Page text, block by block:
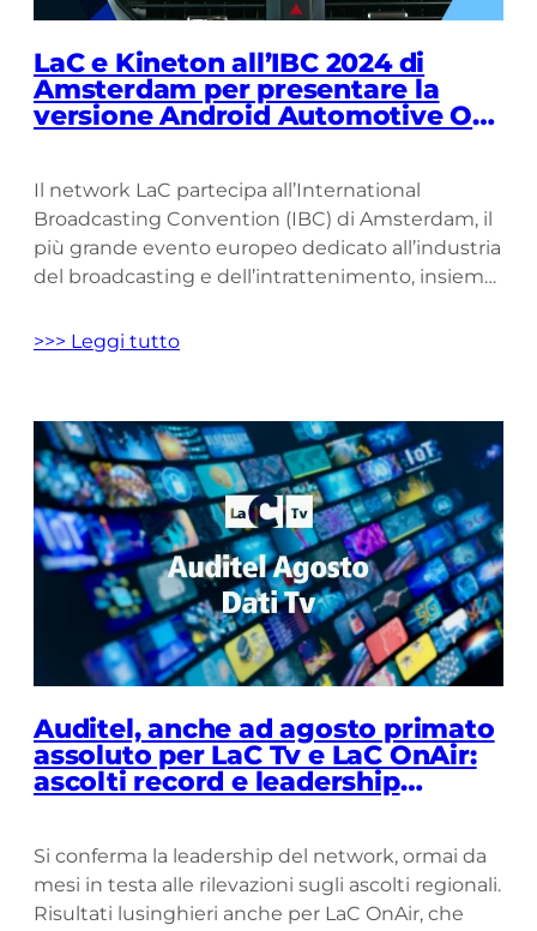
LaC e Kineton all’IBC 2024 di
Amsterdam per presentare la
versione Android Automotive OS
Il network LaC partecipa all’International
Broadcasting Convention (IBC) di Amsterdam, il
più grande evento europeo dedicato all’industria
del broadcasting e dell’intrattenimento, insieme
occasione, LaC e Kineton presentano una novità
demand già disponibile su HbbTV […]
>>> Leggi tutto
Auditel, anche ad agosto primato
assoluto per LaC Tv e LaC OnAir:
ascolti record e leadership
Si conferma la leadership del network, ormai da
mesi in testa alle rilevazioni sugli ascolti regionali.
Risultati lusinghieri anche per LaC OnAir, che